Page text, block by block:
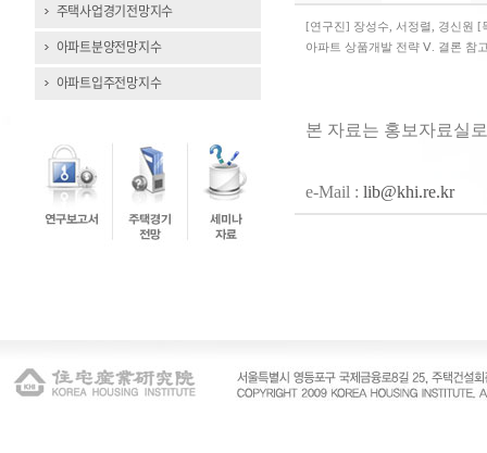
주택사업경기전망지수
아파트분양전망지수
아파트입주전망지수
[연구진] 장성수, 서정렬, 경신원 [
아파트 상품개발 전략 Ⅴ. 결론 참
본 자료는 홍보자료실
e-Mail : lib@khi.re.kr